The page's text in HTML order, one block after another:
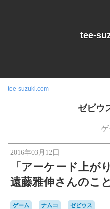
tee-
tee-suzuki.com
ゼビウ
2016年03月12日
「アーケード上が
遠藤雅伸さんのこと
ゲーム ナムコ ゼビウス